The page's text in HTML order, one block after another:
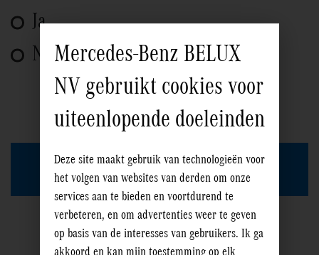
Ja
NeeMercedes-Benz BELUX
NV gebruikt cookies voor
uiteenlopende doeleinden
Deze site maakt gebruik van technologieën voor
het volgen van websites van derden om onze
services aan te bieden en voortdurend te
verbeteren, en om advertenties weer te geven
op basis van de interesses van gebruikers. Ik ga
akkoord en kan mijn toestemming op elk